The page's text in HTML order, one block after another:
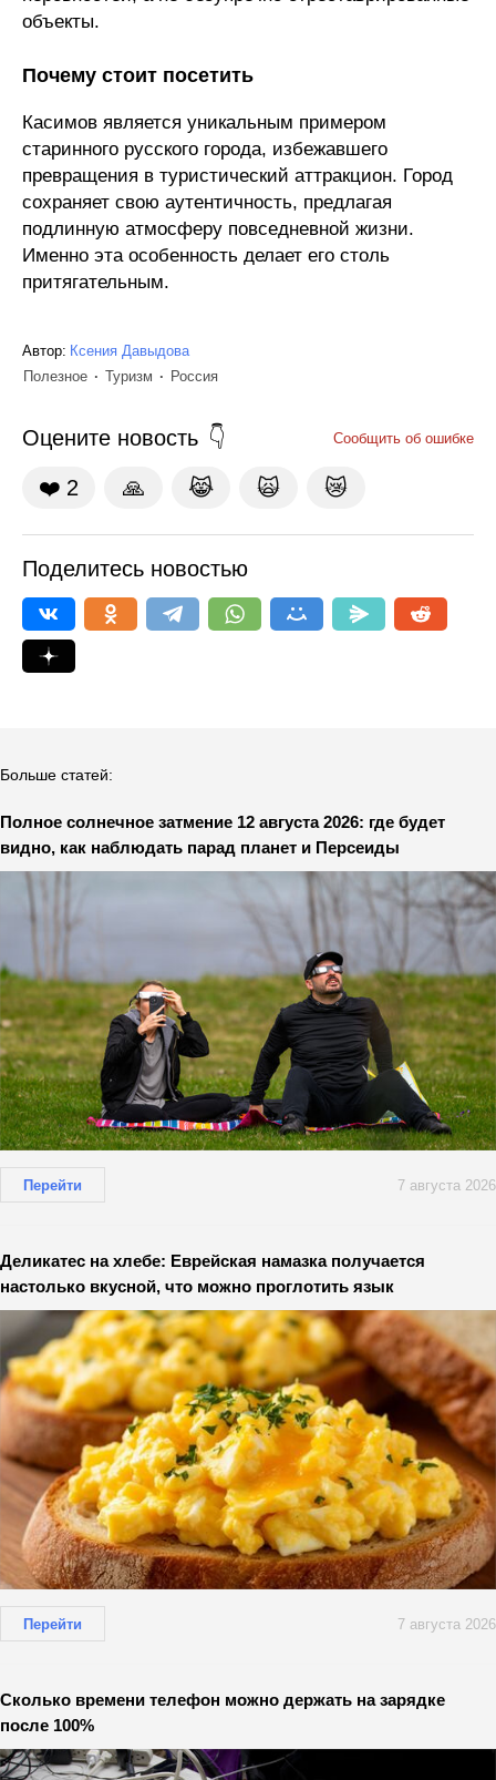
объекты.
Почему стоит посетить
Касимов является уникальным примером
старинного русского города, избежавшего
превращения в туристический аттракцион. Город
сохраняет свою аутентичность, предлагая
подлинную атмосферу повседневной жизни.
Именно эта особенность делает его столь
притягательным.
Автор: Ксения Давыдова
Полезное
Туризм Россия
Оцените новость Сообщить об ошибке
❤️ 2 🙏 😹 🙀 😿
Поделитесь новостью
Больше статей:
Полное солнечное затмение 12 августа 2026: где будет
видно, как наблюдать парад планет и Персеиды
Перейти 7 августа 2026
Деликатес на хлебе: Еврейская намазка получается
настолько вкусной, что можно проглотить язык
Перейти 7 августа 2026
Сколько времени телефон можно держать на зарядке
после 100%